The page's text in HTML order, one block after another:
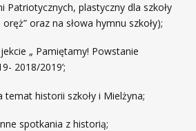
Patriotycznych, plastyczny dla szkoły
oraz na słowa hymnu szkoły);
„ Pamiętamy! Powstanie
2018/2019’;
temat historii szkoły i Mielżyna;
spotkania z historią;